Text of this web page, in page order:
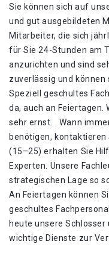
Sie können sich auf
und gut ausgebildeten
Mitarbeiter, die sich
für Sie 24-Stunden am
anzurichten und sind
zuverlässig und können
Speziell geschultes
da, auch an
sehr ernst. . Wann
benötigen, kontaktieren
(15–25) erhalten Sie
Experten. Unsere
strategischen Lage so
An Feiertagen können
geschultes
heute unsere Schlosser
wichtige Dienste zur